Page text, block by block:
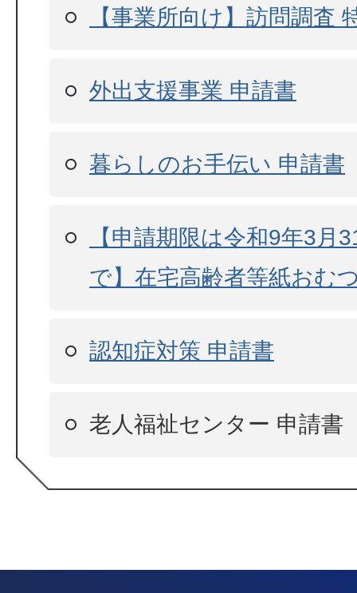
【事業所向け】訪問調査
外出支援事業 申請書
暮らしのお手伝い 申請書
【申請期限は令和9年3月
で】在宅高齢者等紙おむ
認知症対策 申請書
老人福祉センター 申請書